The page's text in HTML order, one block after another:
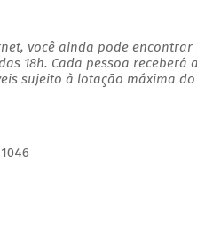
você ainda pode encontrar
18h. Cada pessoa receberá
sujeito à lotação máxima